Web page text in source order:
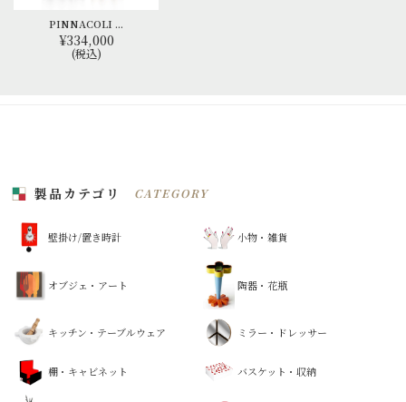
PINNACOLI ...
¥334,000
(税込)
製品カテゴリ CATEGORY
壁掛け/置き時計 小物・雑貨
オブジェ・アート 陶器・花瓶
キッチン・テーブルウェア ミラー・ドレッサー
棚・キャビネット バスケット・収納